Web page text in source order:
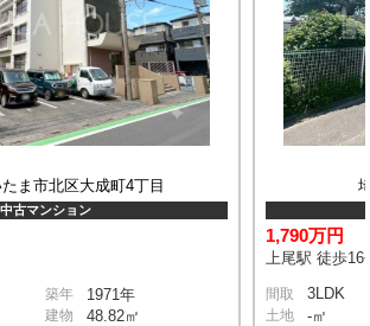
ま市北区大成町4丁目
中古マンション
築年 1971年
建物 48.82㎡
1,790万円
上尾駅 徒歩16
間取 3LDK
土地 -㎡